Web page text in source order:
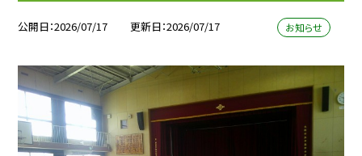
公開日 2026/07/17 更新日 2026/07/17 お知らせ